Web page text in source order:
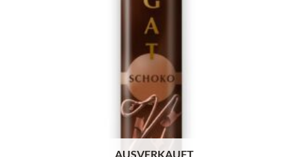
AUSVERKAUFT